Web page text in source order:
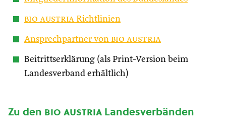
bio austria Richtlinien
Ansprechpartner von bio austria
Beitrittserklärung (als Print-Version beim
Landesverband erhältlich)
Zu den bio austria Landesverbänden